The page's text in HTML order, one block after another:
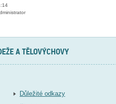
A TĚLOVÝCHOVY
Důležité odkazy